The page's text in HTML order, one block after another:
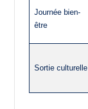
Journée bien-
être
Sortie culturelle